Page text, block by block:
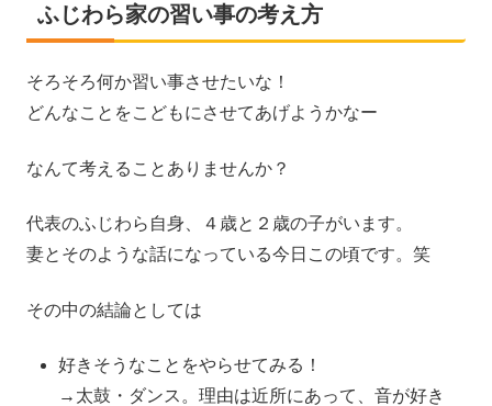
ふじわら家の習い事の考え方
そろそろ何か習い事させたいな！
どんなことをこどもにさせてあげようかなー
なんて考えることありませんか？
代表のふじわら自身、４歳と２歳の子がいます。
妻とそのような話になっている今日この頃です。笑
その中の結論としては
好きそうなことをやらせてみる！
→太鼓・ダンス。理由は近所にあって、音が好き